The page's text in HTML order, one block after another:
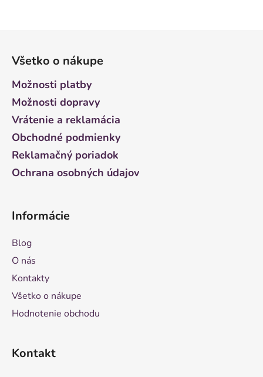
Všetko o nákupe
Možnosti platby
Možnosti dopravy
Vrátenie a reklamácia
Obchodné podmienky
Reklamačný poriadok
Ochrana osobných údajov
Informácie
Blog
O nás
Kontakty
Všetko o nákupe
Hodnotenie obchodu
Kontakt